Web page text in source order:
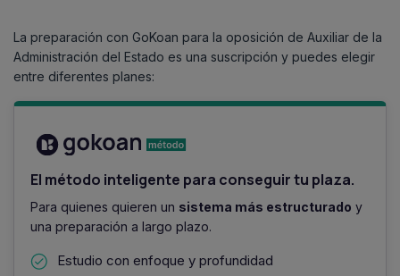
La preparación con GoKoan para la oposición de Auxiliar de la
Administración del Estado es una suscripción y puedes elegir
entre diferentes planes:
El método inteligente para conseguir tu plaza.
Para quienes quieren un sistema más estructurado y
una preparación a largo plazo.
Estudio con enfoque y profundidad